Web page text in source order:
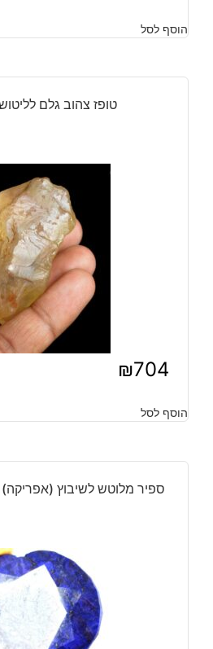
המקורי
היה:
הנוכחי
הוא:
הוסף לסל
טופז צהוב גלם לליטוש 245
₪704
הוסף לסל
ספיר מלוטש לשיבוץ (אפריקה)